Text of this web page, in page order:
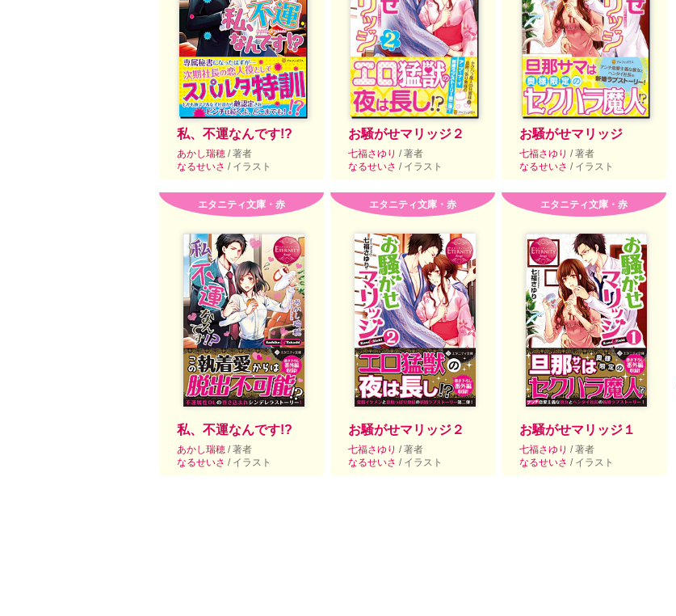
私、不運なんです!?
あかし瑞穂 / 著者
なるせいさ / イラスト
お騒がせマリッジ２
七福さゆり / 著者
なるせいさ / イラスト
お騒がせマリッジ
七福さゆり / 著者
なるせいさ / イラスト
エタニティ文庫・赤
私、不運なんです!?
あかし瑞穂 / 著者
なるせいさ / イラスト
エタニティ文庫・赤
お騒がせマリッジ２
七福さゆり / 著者
なるせいさ / イラスト
エタニティ文庫・赤
お騒がせマリッジ１
七福さゆり / 著者
なるせいさ / イラスト